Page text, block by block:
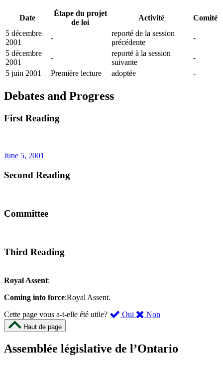
Date
Étape du projet
de loi
Activité
Comité
5 décembre
2001
-
reporté de la session
précédente
-
5 décembre
2001
-
reporté à la session
suivante
-
5 juin 2001
Première lecture adoptée -
Debates and Progress
First Reading
June 5, 2001
Second Reading
Committee
Third Reading
Royal Assent:
Coming into force:Royal Assent.
Cette page vous a-t-elle été utile?
Oui ,
été
Non
m’a
Haut de page
Assemblée législative de l’Ontario